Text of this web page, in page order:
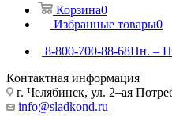
Корзина0
Избранные товары0
8-800-700-88-68Пн. –
Контактная информация
г. Челябинск, ул. 2–ая
info@sladkond.ru